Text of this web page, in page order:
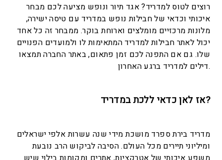
רוצים לטוס למדריד? אגד תיור ונופש מציעה לכם מבחר
איכותי וכדאי של חבילות נופש במדריד עם טיסה ישירה,
מלונות מרכזיים מומלצים וארוחת בוקר. ממבחר זה כל אחד
יכול לאתר חבילות למדריד המתאימות לו ולמועדים הפנויים
שלו. גם אם התפנה לכם זמן פתאום, באתר החברה תמצאו
דילים למדריד ברגע האחרון.
אז לאן כדאי ללכת במדריד?
מדריד בירת ספרד מושכת מידי שנה עשרות אלפי ישראלים
ומיליוני תיירים מכל העולם. הסיבה לביקוש הרב נובעת